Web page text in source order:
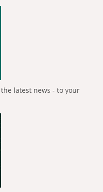
latest news - to your